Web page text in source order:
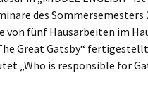
des Sommersemesters
fünf Hausarbeiten im
Great Gatsby“
„Who is responsible for